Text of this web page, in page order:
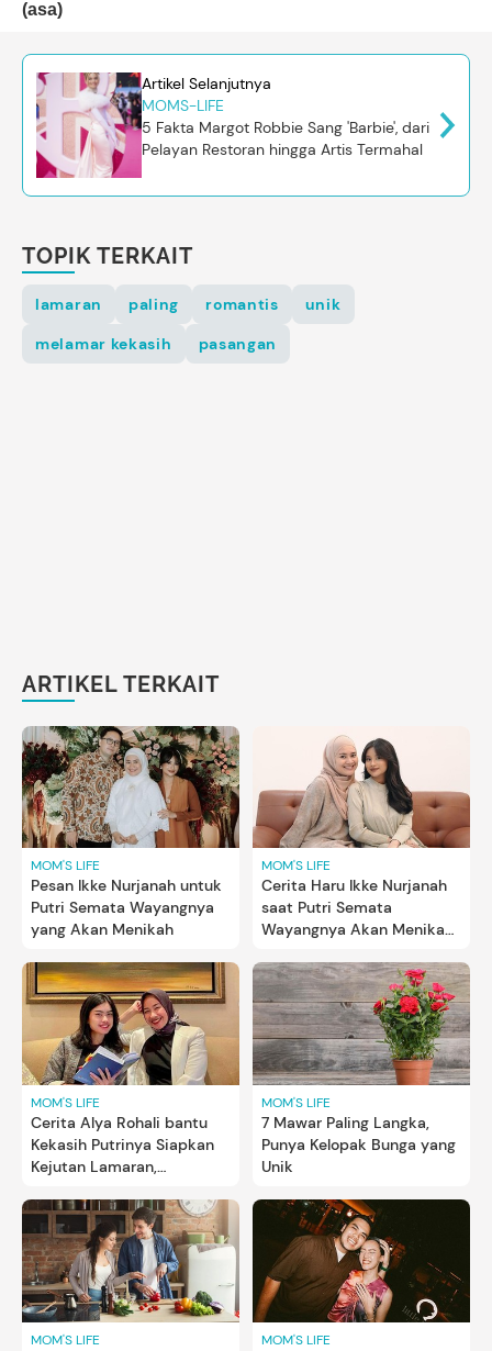
(asa)
Artikel Selanjutnya
MOMS-LIFE
5 Fakta Margot Robbie Sang 'Barbie', dari
Pelayan Restoran hingga Artis Termahal
TOPIK TERKAIT
lamaran paling romantis
unik
melamar kekasih
pasangan
ARTIKEL TERKAIT
MOM'S LIFE
Pesan Ikke Nurjanah untuk
Putri Semata Wayangnya
yang Akan Menikah
MOM'S LIFE
Cerita Haru Ikke Nurjanah
saat Putri Semata
Wayangnya Akan Menikah,
MOM'S LIFE
Cerita Alya Rohali bantu
Kekasih Putrinya Siapkan
Kejutan Lamaran,
MOM'S LIFE
7 Mawar Paling Langka,
Punya Kelopak Bunga yang
Unik
MOM'S LIFE MOM'S LIFE